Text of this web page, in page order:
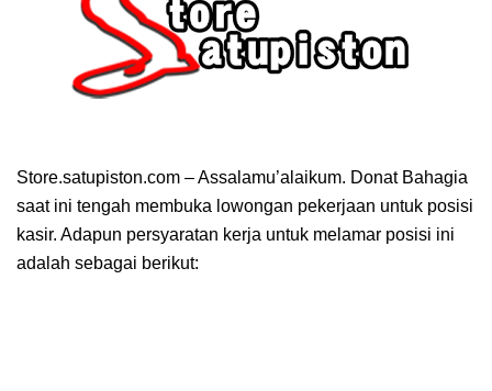
Store.satupiston.com – Assalamu’alaikum. Donat Bahagia
saat ini tengah membuka lowongan pekerjaan untuk posisi
kasir. Adapun persyaratan kerja untuk melamar posisi ini
adalah sebagai berikut: